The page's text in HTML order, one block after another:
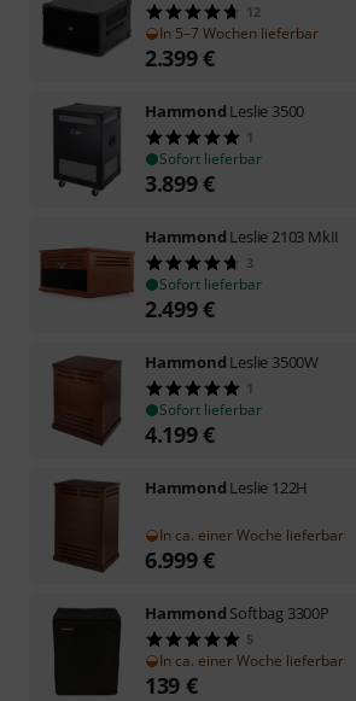
12
In 5–7 Wochen lieferbar
2.399€
Hammond Leslie 3500
1
Sofort lieferbar
3.899€
Hammond Leslie 2103 MkII
3
Sofort lieferbar
2.499€
Hammond Leslie 3500W
1
Sofort lieferbar
4.199€
Hammond Leslie 122H
In ca. einer Woche lieferbar
6.999€
Hammond Softbag 3300P
5
In ca. einer Woche lieferbar
139 €